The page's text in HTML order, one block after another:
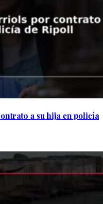
a su hija en policía